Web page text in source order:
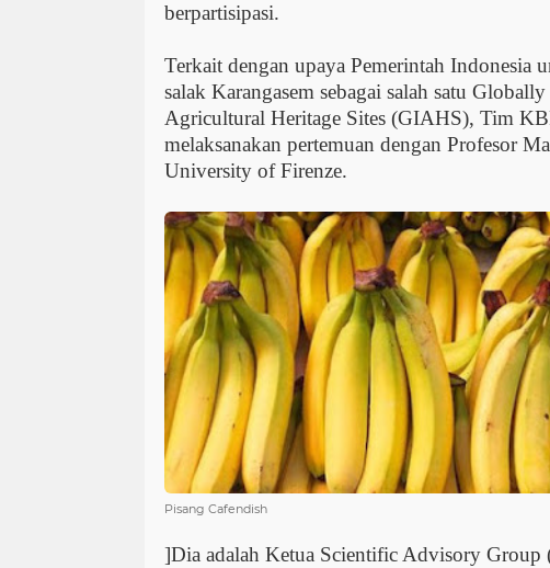
berpartisipasi.
Terkait dengan upaya Pemerintah Indonesia
salak Karangasem sebagai salah satu
Agricultural Heritage Sites (GIAHS), Tim
melaksanakan pertemuan dengan Profesor
University of Firenze.
Pisang Cafendish
]Dia adalah Ketua Scientific Advisory